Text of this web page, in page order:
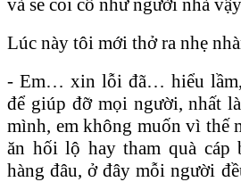
và sẽ coi cô như người nhà
Lúc này tôi mới thở ra nhẹ
- Em… xin lỗi đã… hiểu lầm,
để giúp đỡ mọi người, nhất
mình, em không muốn vì thế
ăn hối lộ hay tham quà cáp
hàng đâu, ở đây mỗi người